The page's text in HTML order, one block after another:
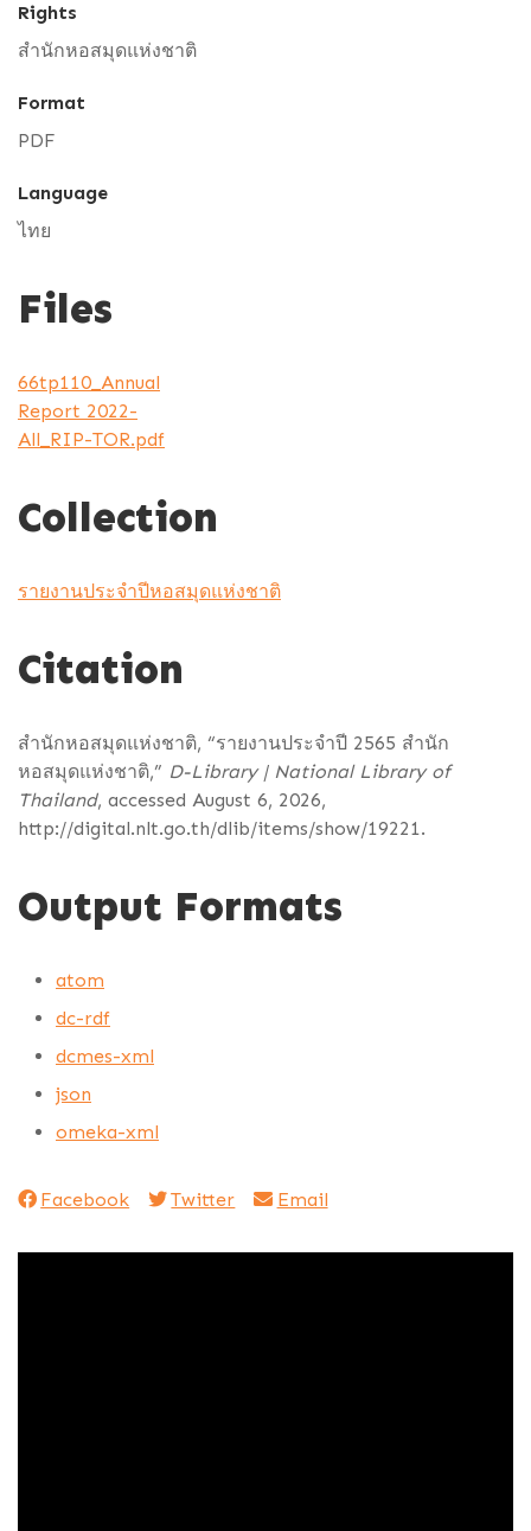
Rights
สำนักหอสมุดแห่งชาติ
Format
PDF
Language
ไทย
Files
66tp110_Annual
Report 2022-
All_RIP-TOR.pdf
Collection
รายงานประจำปีหอสมุดแห่งชาติ
Citation
สำนักหอสมุดแห่งชาติ, “รายงานประจำปี 2565 สำนัก
หอสมุดแห่งชาติ,” D-Library | National Library of
Thailand, accessed August 6, 2026,
http://digital.nlt.go.th/dlib/items/show/19221.
Output Formats
atom
dc-rdf
dcmes-xml
json
omeka-xml
Facebook Twitter Email